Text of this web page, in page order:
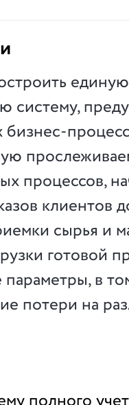
единую
систему,
бизнес-
процессов,
клиентов
сырья и
готовой
в
потери на